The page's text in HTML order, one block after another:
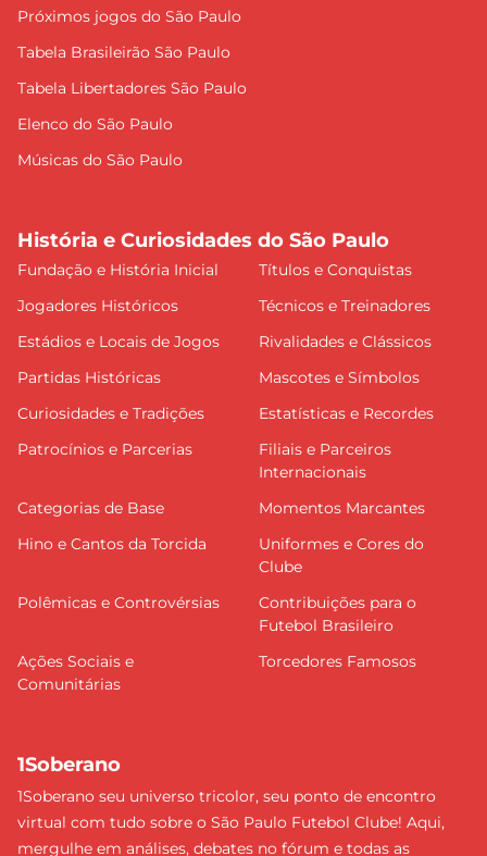
Próximos jogos do São Paulo
Tabela Brasileirão São Paulo
Tabela Libertadores São Paulo
Elenco do São Paulo
Músicas do São Paulo
História e Curiosidades do São Paulo
Fundação e História Inicial
Títulos e Conquistas
Jogadores Históricos
Técnicos e Treinadores
Estádios e Locais de Jogos
Rivalidades e Clássicos
Partidas Históricas
Mascotes e Símbolos
Curiosidades e Tradições
Estatísticas e Recordes
Patrocínios e Parcerias
Filiais e Parceiros
Internacionais
Categorias de Base
Momentos Marcantes
Hino e Cantos da Torcida
Uniformes e Cores do
Clube
Polêmicas e Controvérsias
Contribuições para o
Futebol Brasileiro
Ações Sociais e
Comunitárias
Torcedores Famosos
1Soberano
1Soberano seu universo tricolor, seu ponto de encontro
virtual com tudo sobre o São Paulo Futebol Clube! Aqui,
mergulhe em análises, debates no fórum e todas as